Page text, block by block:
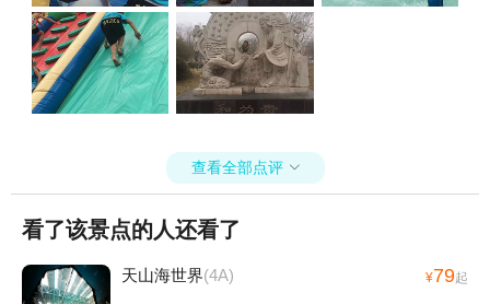
查看全部点评 
看了该景点的人还看了
天山海世界(4A) ¥79起